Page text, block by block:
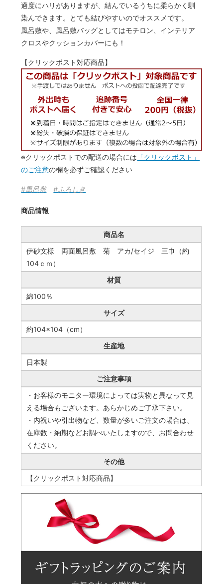
適度にハリがありますが、結んでいるうちに柔らかく馴
染んできます。とても結びやすいのでオススメです。
風呂敷や、風呂敷バッグとしてはモチロン、インテリア
クロスやクッションカバーにも！
【クリックポスト対応商品】
※クリックポストでの配送の場合には 「クリックポスト」
のご注意の欄を必ずご確認ください
#風呂敷 #ふろしき
商品情報
商品名
伊砂文様 両面風呂敷 菊 アカ/セイジ 三巾（約
104ｃｍ）
材質
綿100％
サイズ
約104×104（cm）
生産地
日本製
ご注意事項
・お客様のモニター環境によっては実物と異なって見
える場合もございます。あらかじめご了承下さい。
・内祝いや引出物など、数量が多いご注文の場合は、
在庫数・納期などお調べいたしますので、お問合わせ
ください。
その他
【クリックポスト対応商品】